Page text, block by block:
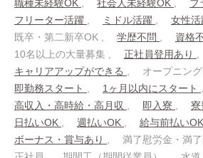
職種未経験OK 社会人未経験OK
ブ
フリーター活躍
ミドル活躍
女性活
既卒・第二新卒OK
学歴不問 資格
10名以上の大量募集
正社員登用あり
キャリアアップができる
オープニン
即勤務スタート
1ヶ月以内にスタート
高収入・高時給・高月収
即入寮
寮
日払いOK
週払いOK
給与前払いOK
ボーナス・賞与あり
満了慰労金・満